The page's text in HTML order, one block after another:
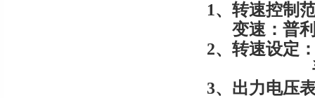
1、转速控制
变速：普利
2、转速设定
手动（
3、出力电压